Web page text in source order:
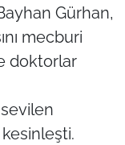
Gürhan,
mecburi
doktorlar
kesinleşti.